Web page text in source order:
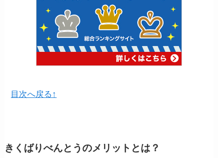
目次へ戻る↑
きくばりべんとうのメリットとは？